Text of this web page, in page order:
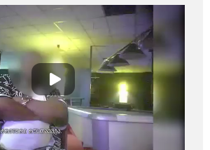
გასვენება ტაძრიდან არ მოხდეს,
ეს მგლოვიარეს ისეთი
სიყვარულითა უნდა ავუხსნათ,
რომ შფოთვა არ დაიბადოს" -
დედა სიდონია
16:02 / 03-08-2026
"15 წლის წინ ჩადენილი
დანაშაული, 5-ჯერ შეცვლილი
მოსამართლე, 4-ჯერ თავიდან
დაწყებული საქმე... მადლობა
პროკურატურას, მათ გარეშე ეს
შედეგი არ დადგებოდა" - ქეთა
ხარძიანი